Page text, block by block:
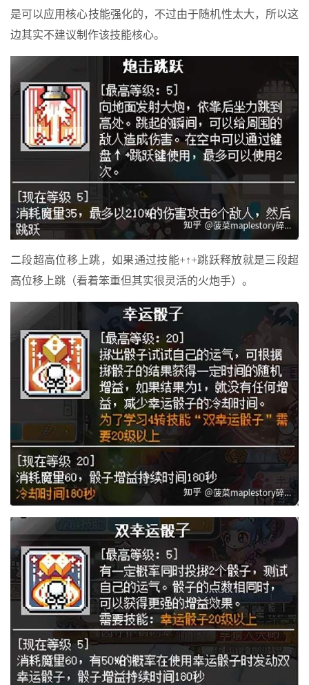
是可以应用核心技能强化的，不过由于随机性太大，所以这
边其实不建议制作该技能核心。
二段超高位移上跳，如果通过技能+↑+跳跃释放就是三段超
高位移上跳（看着笨重但其实很灵活的火炮手）。